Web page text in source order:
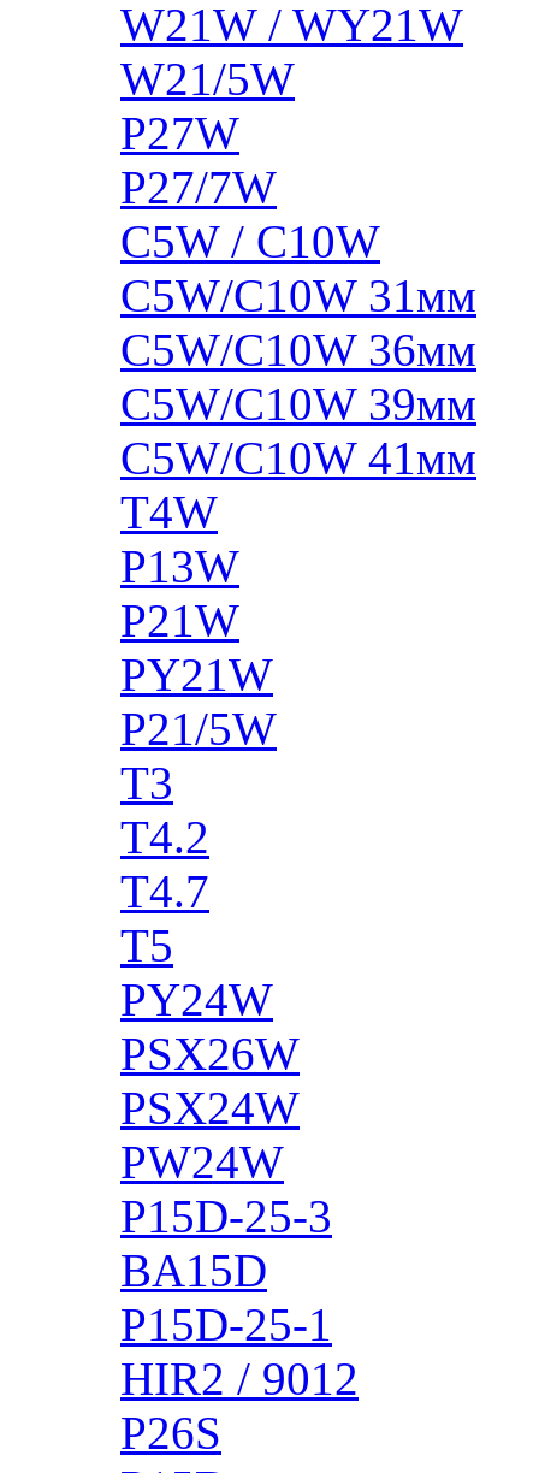
W21W / WY21W
W21/5W
P27W
P27/7W
C5W / C10W
C5W/C10W 31мм
C5W/C10W 36мм
C5W/C10W 39мм
C5W/C10W 41мм
T4W
P13W
P21W
PY21W
P21/5W
T3
T4.2
T4.7
T5
PY24W
PSX26W
PSX24W
PW24W
P15D-25-3
BA15D
P15D-25-1
HIR2 / 9012
P26S